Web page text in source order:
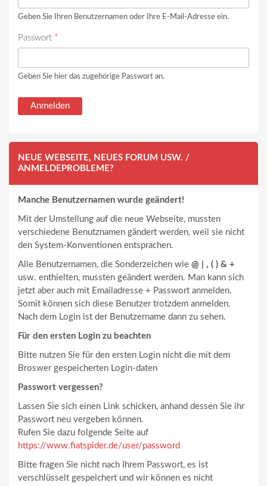
Geben Sie Ihren Benutzernamen oder Ihre E-Mail-Adresse ein.
Passwort *
Geben Sie hier das zugehörige Passwort an.
NEUE WEBSEITE, NEUES FORUM USW. /
ANMELDEPROBLEME?
Manche Benutzernamen wurde geändert!
Mit der Umstellung auf die neue Webseite, mussten
verschiedene Benutznamen gändert werden, weil sie nicht
den System-Konventionen entsprachen.
Alle Benutzernamen, die Sonderzeichen wie @ | , ( ) & +
usw. enthielten, mussten geändert werden. Man kann sich
jetzt aber auch mit Emailadresse + Passwort anmelden.
Somit können sich diese Benutzer trotzdem anmelden.
Nach dem Login ist der Benutzername dann zu sehen.
Für den ersten Login zu beachten
Bitte nutzen Sie für den ersten Login nicht die mit dem
Broswer gespeicherten Login-daten
Passwort vergessen?
Lassen Sie sich einen Link schicken, anhand dessen Sie ihr
Passwort neu vergeben können.
Rufen Sie dazu folgende Seite auf
https://www.fiatspider.de/user/password
Bitte fragen Sie nicht nach Ihrem Passwort, es ist
verschlüsselt gespeichert und wir können es nicht